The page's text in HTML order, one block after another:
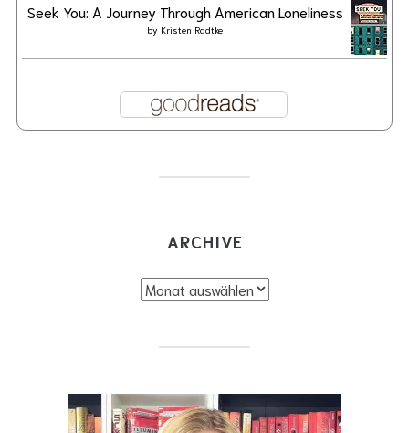
Seek You: A Journey Through American Loneliness
by Kristen Radtke
ARCHIVE